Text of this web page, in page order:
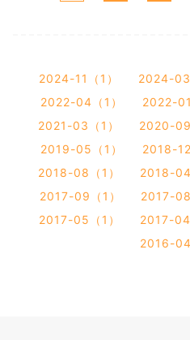
2024-11（1） 2024-03
2022-04（1）
2022-01
2021-03（1）
2020-09
2019-05（1）
2018-12
2018-08（1）
2018-04
2017-09（1）
2017-08
2017-05（1）
2017-04
2016-04